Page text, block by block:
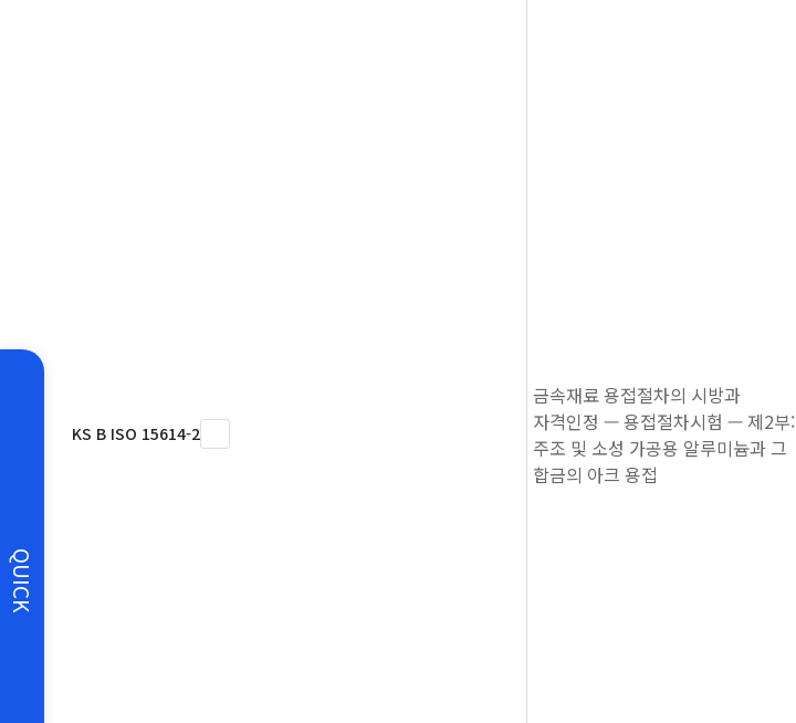
QUICK
KS B ISO 15614-2
금속재료 용접절차의 시방과
자격인정 — 용접절차시험 — 제2부:
주조 및 소성 가공용 알루미늄과 그
합금의 아크 용접